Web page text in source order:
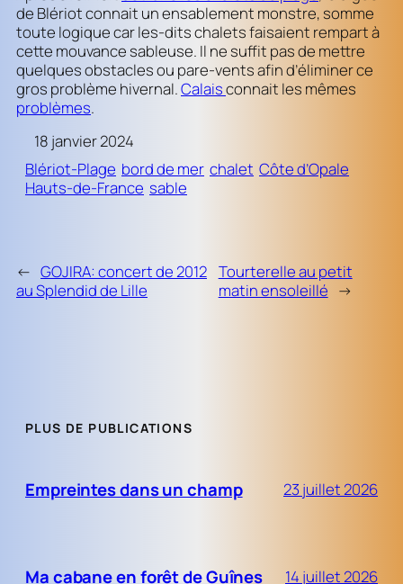
de Blériot connait un ensablement monstre, somme
toute logique car les-dits chalets faisaient rempart à
cette mouvance sableuse. Il ne suffit pas de mettre
quelques obstacles ou pare-vents afin d’éliminer ce
gros problème hivernal.Calaisconnait les mêmes
problèmes.
18 janvier 2024
Blériot-Plage bord de mer chalet Côte d’Opale
Hauts-de-France sable
← GOJIRA: concert de 2012
au Splendid de Lille
Tourterelle au petit
matin ensoleillé →
PLUS DE PUBLICATIONS
Empreintes dans un champ 23 juillet 2026
Ma cabane en forêt de Guînes 14 juillet 2026